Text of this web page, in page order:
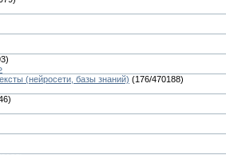
)
(нейросети, базы знаний) (176/470188)
)